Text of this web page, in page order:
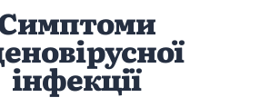
Лікувальна фізкультура
інфекції